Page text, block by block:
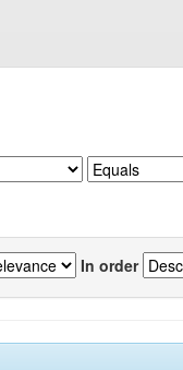
In order